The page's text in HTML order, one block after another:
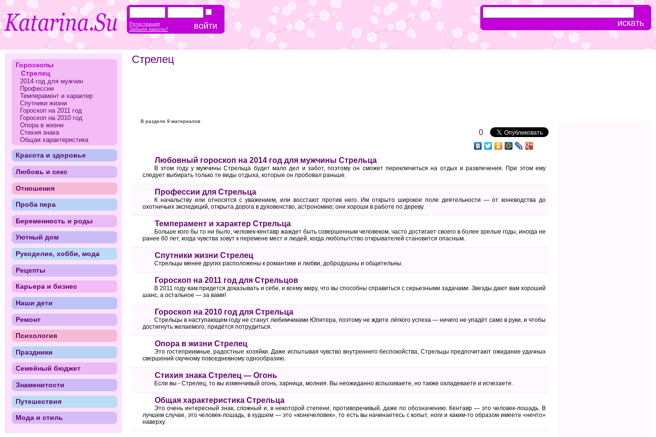
Стрелец
В разделе 9 материалов
0
Любовный гороскоп на 2014 год для мужчины Стрельца
В этом году у мужчины Стрельца будет мало дел и забот, поэтому он сможет переключиться на отдых и развлечения. При этом ему
следует выбирать только те виды отдыха, которые он пробовал раньше.
Профессии для Стрельца
К начальству или относятся с уважением, или восстают против него. Им открыто широкое поле деятельности — от коневодства до
охотничьих экспедиций, открыта дорога в духовенство, астрономию; они хороши в работе по дереву.
Темперамент и характер Стрельца
Больше кого бы то ни было, человек-кентавр жаждет быть совершенным человеком, часто достигает своего в более зрелые годы, иногда не
ранее 60 лет, когда чувства зовут к перемене мест и людей, когда любопытство открывателей становится опасным.
Спутники жизни Стрелец
Стрельцы менее других расположены к романтике и любви, добродушны и общительны.
Гороскоп на 2011 год для Стрельцов
В 2011 году вам придется доказывать и себе, и всему миру, что вы способны справиться с серьезными задачами. Звезды дают вам хороший
шанс, а остальное — за вами!
Гороскоп на 2010 год для Стрельца
Стрельцы в наступающем году не станут любимчиками Юпитера, поэтому не ждите лёгкого успеха — ничего не упадёт само в руки, и чтобы
достигнуть желаемого, придётся потрудиться.
Опора в жизни Стрелец
Это гостеприимные, радостные хозяйки. Даже испытывая чувство внутреннего беспокойства, Стрельцы предпочитают ожидание удачных
свершений скучному повседневному однообразию.
Стихия знака Стрелец — Огонь
Если вы - Стрелец, то вы изменчивый огонь, зарница, молния. Вы неожиданно вспыхиваете, но также охладеваете и исчезаете.
Общая характеристика Стрельца
Это очень интересный знак, сложный и, в некоторой степени, противоречивый, даже по обозначению: Кентавр — это человек-лошадь. В
лучшем случае, это человек-лошадь, в худшем — это «конечеловек», то есть вы начинаетесь с копыт, ноги и каким-то образом имеете «нечто»
наверху.
Гороскопы
Стрелец
2014 год для мужчин
Профессии
Темперамент и характер
Спутники жизни
Гороскоп на 2011 год
Гороскоп на 2010 год
Опора в жизни
Стихия знака
Общая характеристика
Красота и здоровье
Любовь и секс
Отношения
Проба пера
Беременность и роды
Уютный дом
Рукоделие, хобби, мода
Рецепты
Карьера и бизнес
Наши дети
Ремонт
Психология
Праздники
Семейный бюджет
Знаменитости
Путешествия
Мода и стиль
Регистрация
Забыли пароль?